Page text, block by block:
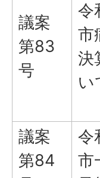
議案
第83
号
令
市
決
い
議案
第84
令
市